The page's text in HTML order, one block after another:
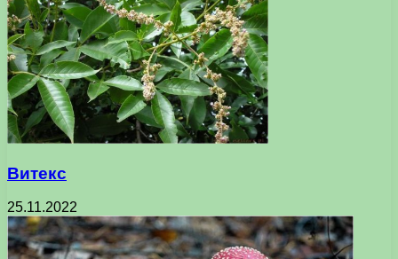
Витекс
25.11.2022